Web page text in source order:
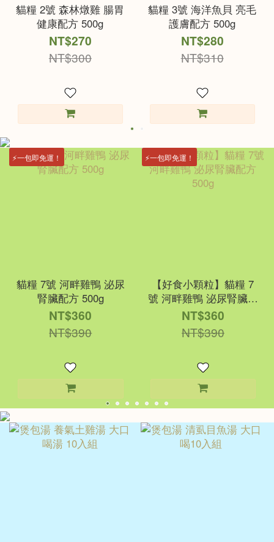
貓糧 2號 森林燉雞 腸胃
健康配方 500g
NT$270
NT$300
貓糧 3號 海洋魚貝 亮毛
護膚配方 500g
NT$280
NT$310
⚡一包即免運！
貓糧 7號 河畔雞鴨 泌尿
腎臟配方 500g
NT$360
NT$390
⚡一包即免運！
【好食小顆粒】貓糧 7
號 河畔雞鴨 泌尿腎臟配
方 500g
NT$360
NT$390